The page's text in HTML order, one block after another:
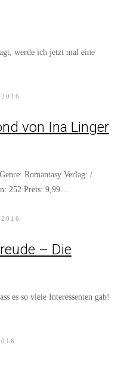
werde ich jetzt mal eine
von Ina Linger
Romantasy Verlag: /
252 Preis: 9,99…
– Die
es so viele Interessenten gab!